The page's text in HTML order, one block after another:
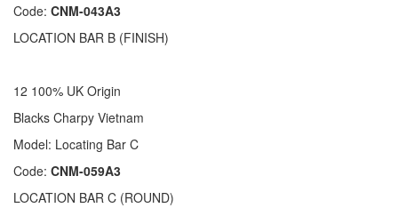
Code: CNM-043A3
LOCATION BAR B (FINISH)
12 100% UK Origin
Blacks Charpy Vietnam
Model: Locating Bar C
Code: CNM-059A3
LOCATION BAR C (ROUND)